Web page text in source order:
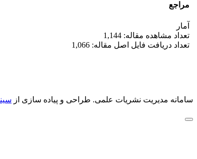
مراجع
آمار
تعداد مشاهده مقاله: 1,144
تعداد دریافت فایل اصل مقاله: 1,066
سامانه مدیریت نشریات علمی. طراحی و پیاده سازی از